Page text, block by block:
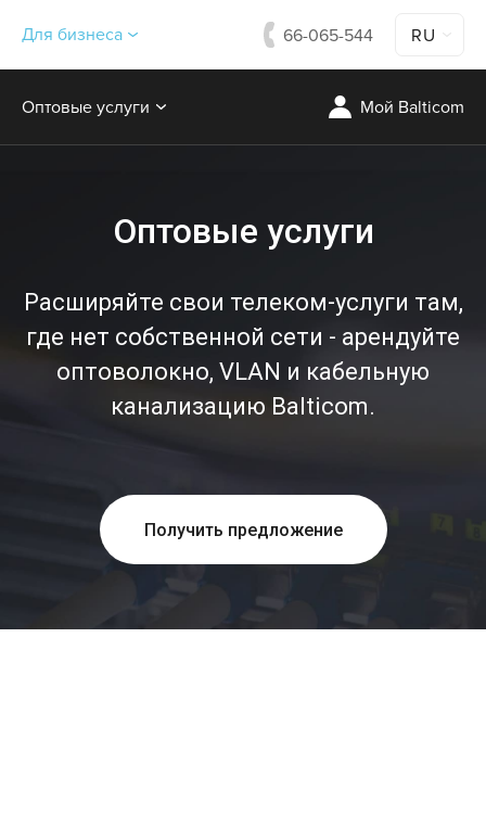
Для бизнеса 66-065-544 RU
Оптовые услуги Мой Balticom
Оптовые услуги
Расширяйте свои телеком-услуги там,
где нет собственной сети - арендуйте
оптоволокно, VLAN и кабельную
канализацию Balticom.
Получить предложение